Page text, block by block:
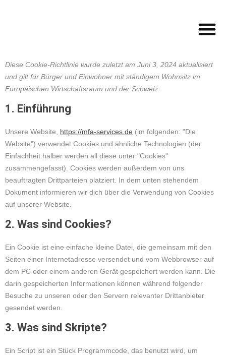
Diese Cookie-Richtlinie wurde zuletzt am Juni 3, 2024 aktualisiert
und gilt für Bürger und Einwohner mit ständigem Wohnsitz im
Europäischen Wirtschaftsraum und der Schweiz.
1. Einführung
Unsere Website, https://mfa-services.de (im folgenden: "Die
Website") verwendet Cookies und ähnliche Technologien (der
Einfachheit halber werden all diese unter "Cookies"
zusammengefasst). Cookies werden außerdem von uns
beauftragten Drittparteien platziert. In dem unten stehendem
Dokument informieren wir dich über die Verwendung von Cookies
auf unserer Website.
2. Was sind Cookies?
Ein Cookie ist eine einfache kleine Datei, die gemeinsam mit den
Seiten einer Internetadresse versendet und vom Webbrowser auf
dem PC oder einem anderen Gerät gespeichert werden kann. Die
darin gespeicherten Informationen können während folgender
Besuche zu unseren oder den Servern relevanter Drittanbieter
gesendet werden.
3. Was sind Skripte?
Ein Script ist ein Stück Programmcode, das benutzt wird, um